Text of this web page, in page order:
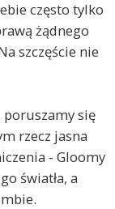
często tylko
żądnego
szczęście nie
poruszamy się
rzecz jasna
- Gloomy
światła, a